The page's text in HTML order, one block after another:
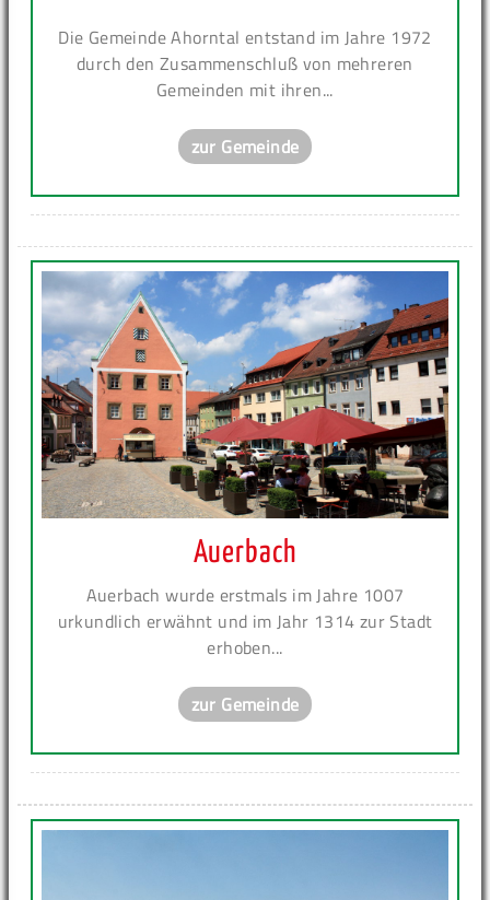
Die Gemeinde Ahorntal entstand im Jahre 1972
durch den Zusammenschluß von mehreren
Gemeinden mit ihren...
zur Gemeinde
Auerbach
Auerbach wurde erstmals im Jahre 1007
urkundlich erwähnt und im Jahr 1314 zur Stadt
erhoben...
zur Gemeinde